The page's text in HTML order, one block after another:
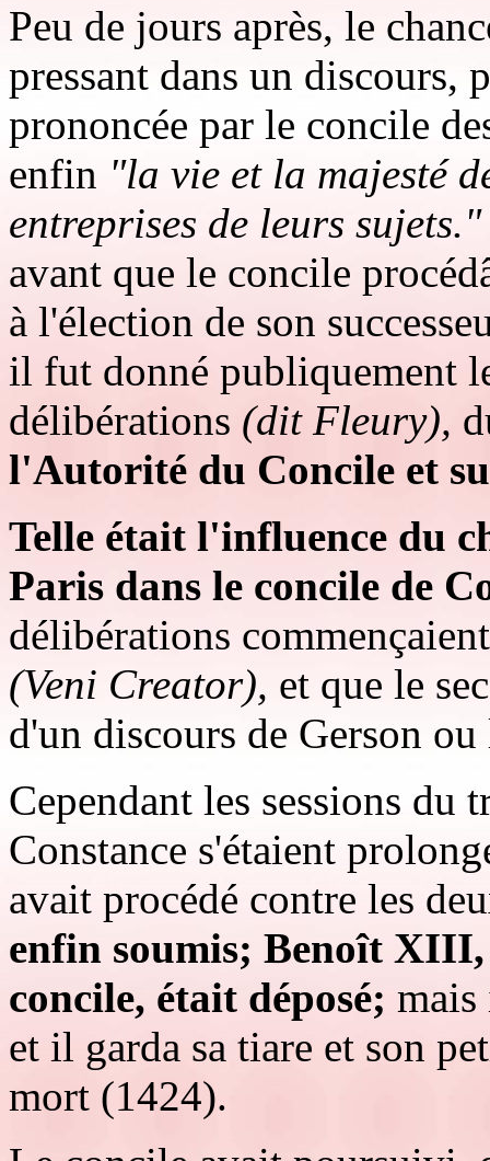
Peu de jours après, le
pressant dans un discours,
prononcée par le concile
enfin "la vie et la majesté
entreprises de leurs sujets."
avant que le concile
à l'élection de son
il fut donné publiquement
délibérations (dit Fleury),
l'Autorité du Concile et
Telle était l'influence du
Paris dans le concile de
délibérations
(Veni Creator), et que le
d'un discours de Gerson
Cependant les sessions du
Constance s'étaient
avait procédé contre les
enfin soumis; Benoît
concile, était déposé; mais
et il garda sa tiare et son
mort (1424).